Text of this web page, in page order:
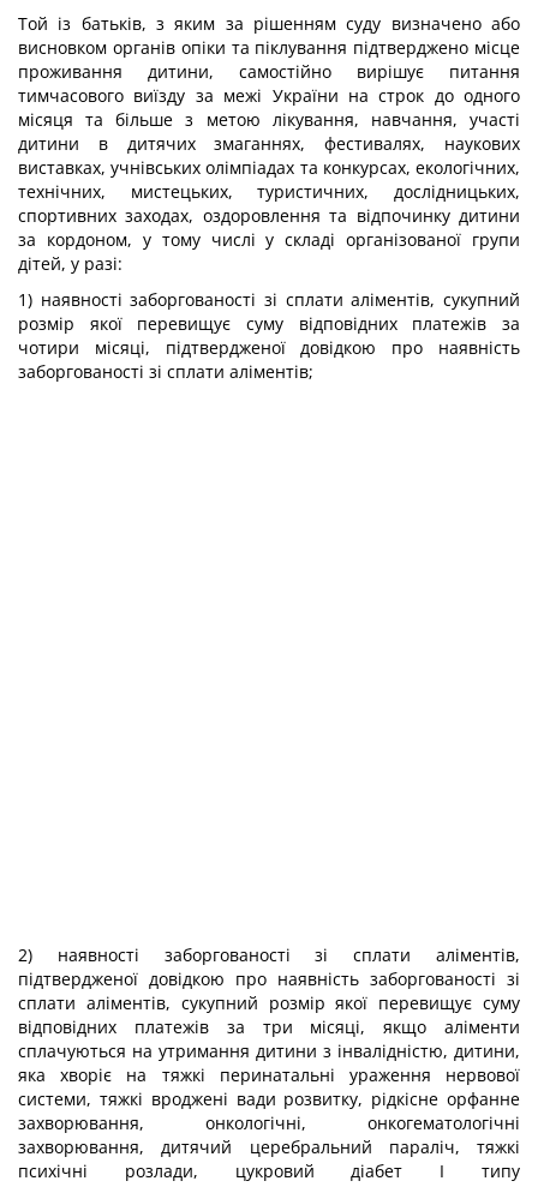
Той із батьків, з яким за рішенням суду визначено або
висновком органів опіки та піклування підтверджено місце
проживання дитини, самостійно вирішує питання
тимчасового виїзду за межі України на строк до одного
місяця та більше з метою лікування, навчання, участі
дитини в дитячих змаганнях, фестивалях, наукових
виставках, учнівських олімпіадах та конкурсах, екологічних,
технічних, мистецьких, туристичних, дослідницьких,
спортивних заходах, оздоровлення та відпочинку дитини
за кордоном, у тому числі у складі організованої групи
дітей, у разі:
1) наявності заборгованості зі сплати аліментів, сукупний
розмір якої перевищує суму відповідних платежів за
чотири місяці, підтвердженої довідкою про наявність
заборгованості зі сплати аліментів;
2) наявності заборгованості зі сплати аліментів,
підтвердженої довідкою про наявність заборгованості зі
сплати аліментів, сукупний розмір якої перевищує суму
відповідних платежів за три місяці, якщо аліменти
сплачуються на утримання дитини з інвалідністю, дитини,
яка хворіє на тяжкі перинатальні ураження нервової
системи, тяжкі вроджені вади розвитку, рідкісне орфанне
захворювання, онкологічні, онкогематологічні
захворювання, дитячий церебральний параліч, тяжкі
психічні розлади, цукровий діабет I типу